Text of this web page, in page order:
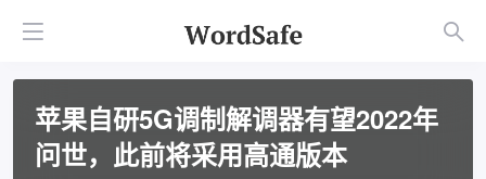
苹果自研5G调制解调器有望2022年
问世，此前将采用高通版本